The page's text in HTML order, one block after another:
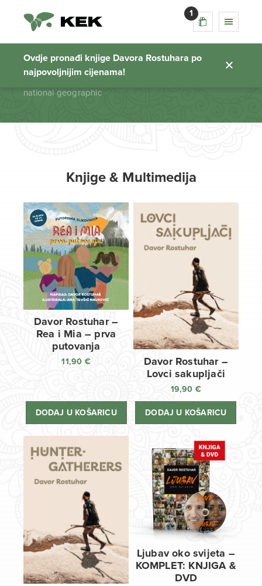
1
Ovdje pronađi knjige Davora Rostuhara po
najpovoljnijim cijenama!
national geographic
Početna stranica
national geographic
Knjige & Multimedija
Davor Rostuhar –
Rea i Mia – prva
putovanja
11,90 €
DODAJ U KOŠARICU
Davor Rostuhar –
Lovci sakupljači
19,90 €
DODAJ U KOŠARICU
Ljubav oko svijeta –
KOMPLET: KNJIGA &
DVD